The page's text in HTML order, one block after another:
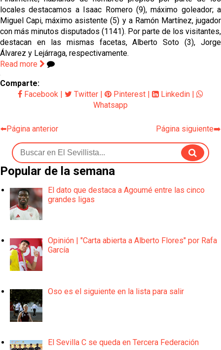
locales destacamos a Isaac Romero (9), máximo goleador; a
Miguel Capi, máximo asistente (5) y a Ramón Martínez, jugador
con más minutos disputados (1141). Por parte de los visitantes,
destacan en las mismas facetas, Alberto Soto (3), Jorge
Álvarez y Lejárraga, respectivamente.
Read more
Comparte:
Facebook
Twitter Pinterest Linkedin
Whatsapp
⬅️Página anterior Página siguiente➡️
Popular de la semana
El dato que destaca a Agoumé entre las cinco
grandes ligas
Opinión | "Carta abierta a Alberto Flores" por Rafa
García
Oso es el siguiente en la lista para salir
El Sevilla C se queda en Tercera Federación